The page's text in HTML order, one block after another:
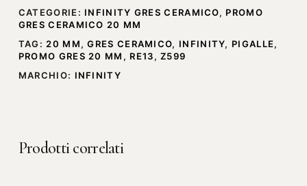
CATEGORIE: INFINITY GRES CERAMICO, PROMO
GRES CERAMICO 20 MM
TAG: 20 MM,GRES CERAMICO, INFINITY, PIGALLE,
PROMO GRES 20 MM , RE13,Z599
MARCHIO: INFINITY
Prodotti correlati